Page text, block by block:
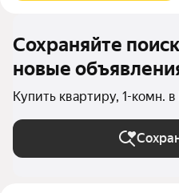
Сохраняйте
новые
Купить квартиру, 1-комн.